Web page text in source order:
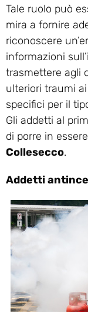
Tale ruolo può
mira a fornire
riconoscere
informazioni
trasmettere agli
ulteriori traumi
specifici per il
Gli addetti al
di porre in essere
Collesecco.
Addetti